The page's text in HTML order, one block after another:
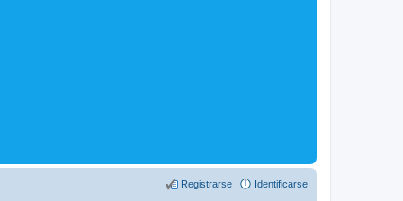
Identificarse
Registrarse